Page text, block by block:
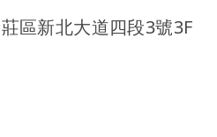
區新北大道四段3號3F